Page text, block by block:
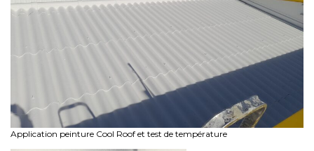
Application peinture Cool Roof et test de température